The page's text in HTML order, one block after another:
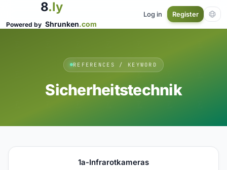
8.ly
Powered by Shrunken.com
Log in Register
REFERENCES / KEYWORD
Sicherheitstechnik
1a-Infrarotkameras